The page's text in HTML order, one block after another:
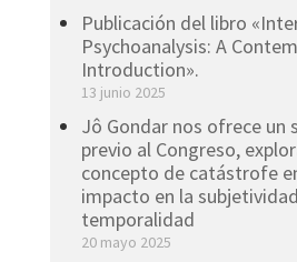
Publicación del libro
Psychoanalysis: A
Introduction».
13 junio 2025
Jô Gondar nos ofrece un
previo al Congreso,
concepto de catástrofe
impacto en la
temporalidad
20 mayo 2025